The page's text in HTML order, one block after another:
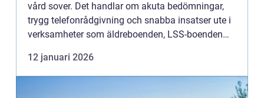
vård sover. Det handlar om akuta bedömningar,
trygg telefonrådgivning och snabba insatser ute i
verksamheter som äldreboenden, LSS-boenden
12 januari 2026